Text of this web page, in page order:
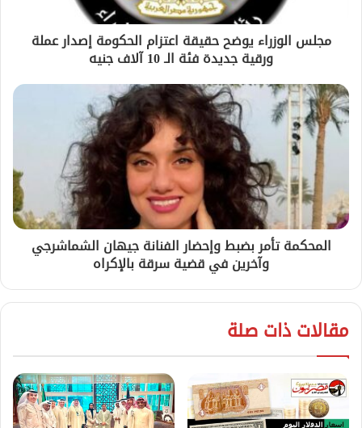
مجلس الوزراء يوضح حقيقة اعتزام الحكومة إصدار عملة
ورقية جديدة فئة الـ 10 آلاف جنيه
المحكمة تأمر بضبط وإحضار الفنانة جيهان الشماشرجي
وآخرين في قضية سرقة بالإكراه
مقالات ذات صلة